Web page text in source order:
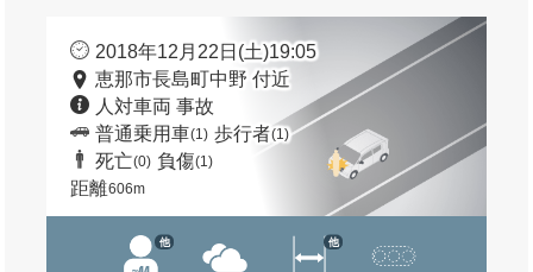
2018年12月22日(土)19:05
恵那市長島町中野 付近
人対車両 事故
普通乗用車(1) 歩行者(1)
死亡(0) 負傷(1)
距離606m
他 他